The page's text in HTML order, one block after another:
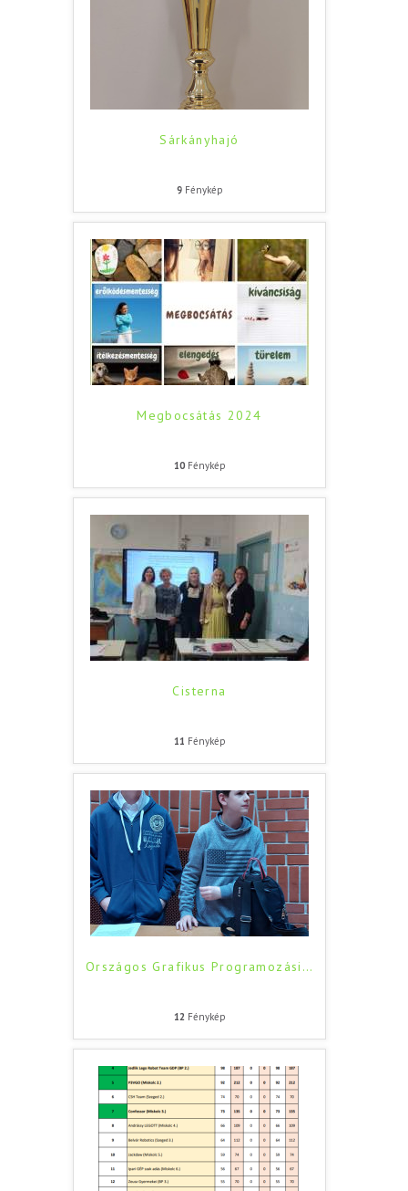
Sárkányhajó
9Fénykép
Megbocsátás 2024
10Fénykép
Cisterna
11 Fénykép
Országos Grafikus Programozási …
12Fénykép